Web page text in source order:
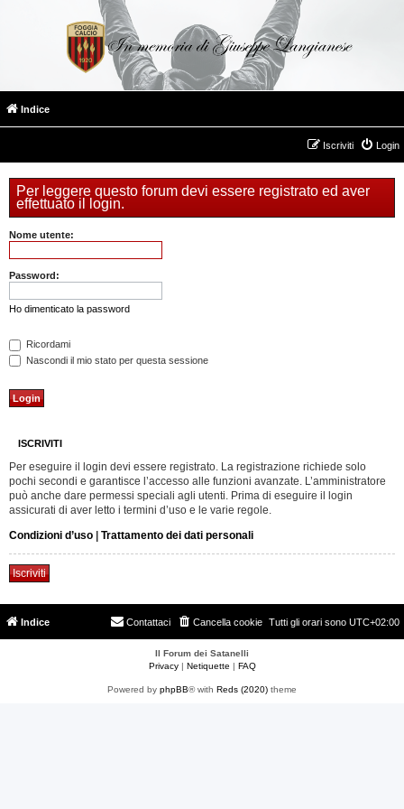
Indice
Login
Iscriviti
Per leggere questo forum devi essere registrato ed aver
effettuato il login.
Nome utente:
Password:
Ho dimenticato la password
Ricordami
Nascondi il mio stato per questa sessione
ISCRIVITI
Per eseguire il login devi essere registrato. La registrazione richiede solo
pochi secondi e garantisce l’accesso alle funzioni avanzate. L’amministratore
può anche dare permessi speciali agli utenti. Prima di eseguire il login
assicurati di aver letto i termini d’uso e le varie regole.
Condizioni d’uso | Trattamento dei dati personali
Iscriviti
Indice Tutti gli orari sono UTC+02:00
Cancella cookie
Contattaci
Il Forum dei Satanelli
Privacy| Netiquette | FAQ
Powered by phpBB® with Reds (2020) theme